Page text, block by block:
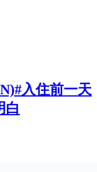
入住前一天
白